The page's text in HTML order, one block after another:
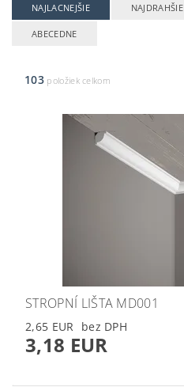
NAJLACNEJŠIE NAJDRAHŠIE
ABECEDNE
103položiek celkom
STROPNÍ LIŠTA MD001
2,65 EUR
3,18 EUR